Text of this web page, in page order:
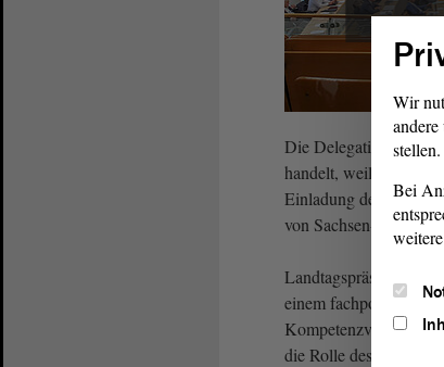
Die Delegation, bei
handelt, weilte im
Einladung des
von Sachsen-Anhalt.
Landtagspräsident Dr.
einem fachpolitischen
Kompetenzverteilung
die Rolle des
Wir
stellen.
Bei